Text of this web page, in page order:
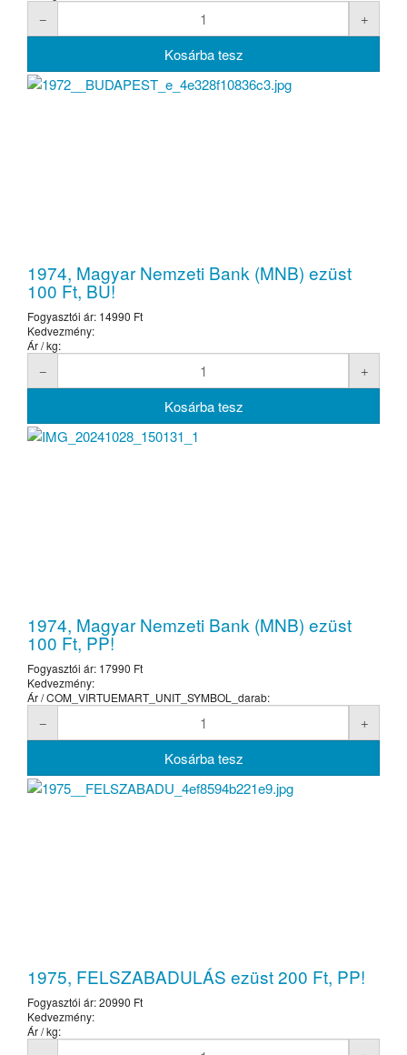
1974, Magyar Nemzeti Bank (MNB) ezüst
100 Ft, BU!
Fogyasztói ár: 14990 Ft
Kedvezmény:
Ár / kg:
1974, Magyar Nemzeti Bank (MNB) ezüst
100 Ft, PP!
Fogyasztói ár: 17990 Ft
Kedvezmény:
Ár / COM_VIRTUEMART_UNIT_SYMBOL_darab:
1975, FELSZABADULÁS ezüst 200 Ft, PP!
Fogyasztói ár:20990 Ft
Kedvezmény:
Ár / kg: